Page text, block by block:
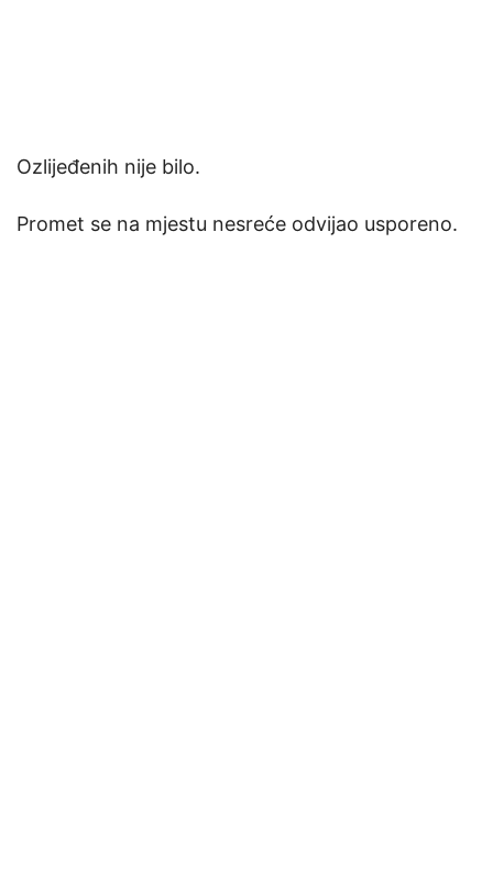
Ozlijeđenih nije bilo.
Promet se na mjestu nesreće odvijao usporeno.